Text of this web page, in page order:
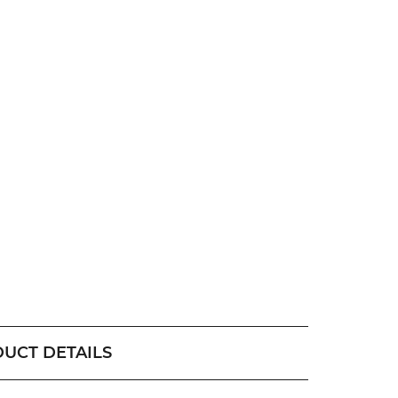
DETAILS